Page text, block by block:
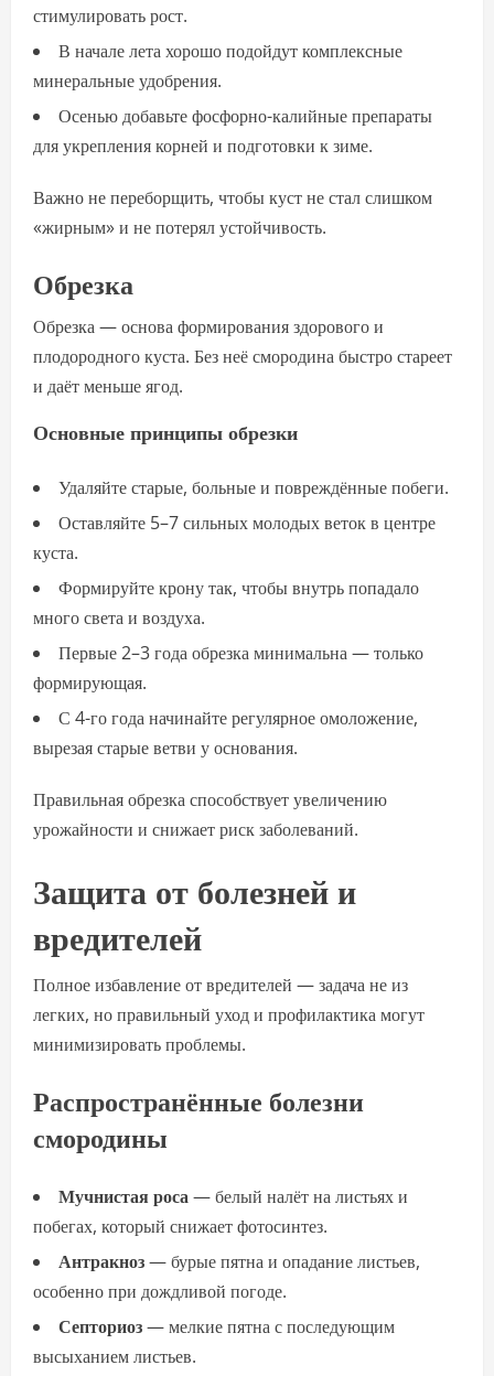
стимулировать рост.
В начале лета хорошо подойдут комплексные
минеральные удобрения.
Осенью добавьте фосфорно-калийные препараты
для укрепления корней и подготовки к зиме.
Важно не переборщить, чтобы куст не стал слишком
«жирным» и не потерял устойчивость.
Обрезка
Обрезка — основа формирования здорового и
плодородного куста. Без неё смородина быстро стареет
и даёт меньше ягод.
Основные принципы обрезки
Удаляйте старые, больные и повреждённые побеги.
Оставляйте 5–7 сильных молодых веток в центре
куста.
Формируйте крону так, чтобы внутрь попадало
много света и воздуха.
Первые 2–3 года обрезка минимальна — только
формирующая.
С 4-го года начинайте регулярное омоложение,
вырезая старые ветви у основания.
Правильная обрезка способствует увеличению
урожайности и снижает риск заболеваний.
Защита от болезней и
вредителей
Полное избавление от вредителей — задача не из
легких, но правильный уход и профилактика могут
минимизировать проблемы.
Распространённые болезни
смородины
Мучнистая роса— белый налёт на листьях и
побегах, который снижает фотосинтез.
Антракноз— бурые пятна и опадание листьев,
особенно при дождливой погоде.
Септориоз— мелкие пятна с последующим
высыханием листьев.